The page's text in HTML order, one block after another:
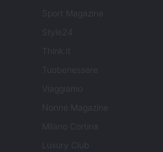
Sport Magazine
Style24
Think.it
Tuobenessere
Viaggiamo
Nonne Magazine
Milano Cortina
Luxury Club